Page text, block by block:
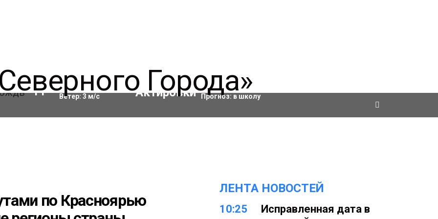
11°C Влажность:90%
Ветер: 3 м/с
Актировки
Прогноз: в школу
по Красноярью
ЛЕНТА НОВОСТЕЙ
10:25
Исправленная дата в